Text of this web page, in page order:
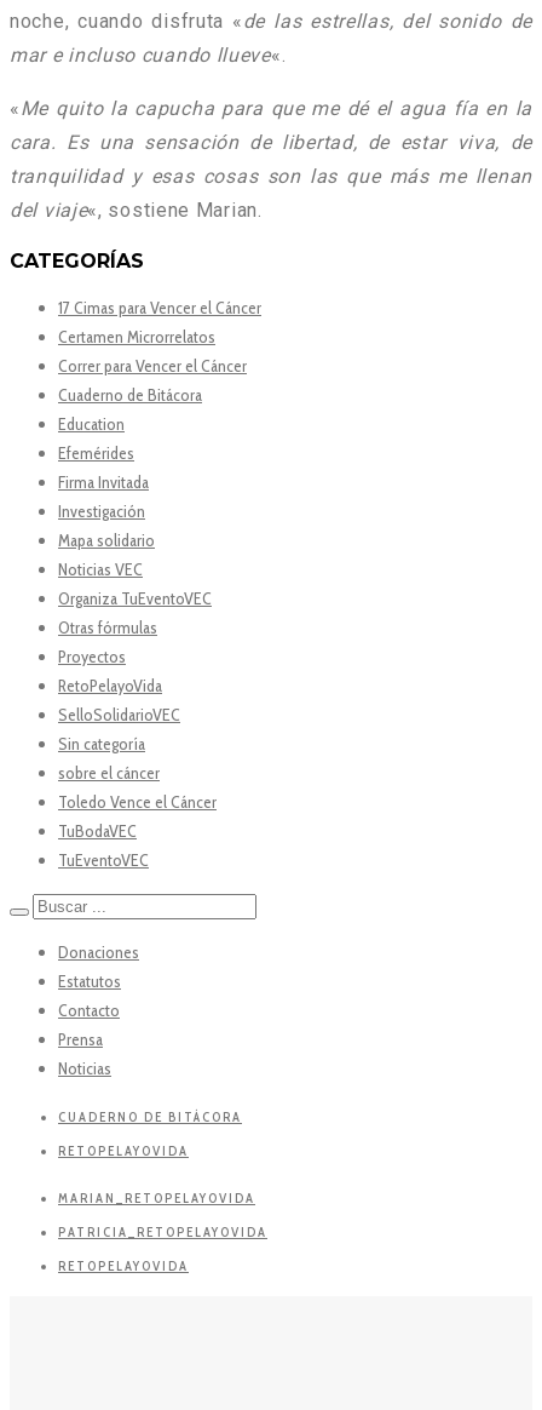
noche, cuando disfruta «de las estrellas, del sonido de
mar e incluso cuando llueve«.
«Me quito la capucha para que me dé el agua fía en la
cara. Es una sensación de libertad, de estar viva, de
tranquilidad y esas cosas son las que más me llenan
del viaje«, sostiene Marian.
CATEGORÍAS
17 Cimas para Vencer el Cáncer
Certamen Microrrelatos
Correr para Vencer el Cáncer
Cuaderno de Bitácora
Education
Efemérides
Firma Invitada
Investigación
Mapa solidario
Noticias VEC
Organiza TuEventoVEC
Otras fórmulas
Proyectos
RetoPelayoVida
SelloSolidarioVEC
Sin categoría
sobre el cáncer
Toledo Vence el Cáncer
TuBodaVEC
TuEventoVEC
Donaciones
Estatutos
Contacto
Prensa
Noticias
CUADERNO DE BITÁCORA
RETOPELAYOVIDA
MARIAN_RETOPELAYOVIDA
PATRICIA_RETOPELAYOVIDA
RETOPELAYOVIDA